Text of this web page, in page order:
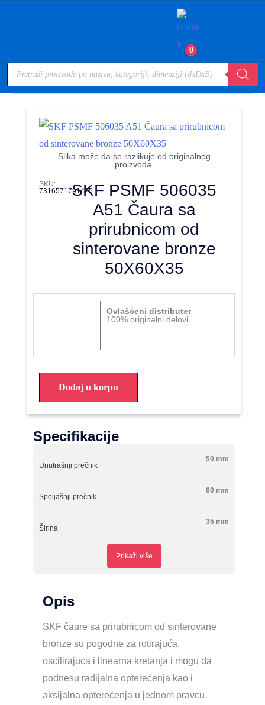
0
Slika može da se razlikuje od originalnog
proizvoda.
SKF PSMF 506035
A51 Čaura sa
prirubnicom od
sinterovane bronze
50X60X35
SKU:
7316571791425
Ovlašćeni distributer
100% originalni delovi
Dodaj u korpu
Specifikacije
Unutrašnji prečnik
50 mm
Spoljašnji prečnik
60 mm
Širina
35 mm
Prikaži više
Opis
SKF čaure sa prirubnicom od sinterovane
bronze su pogodne za rotirajuća,
oscilirajuća i linearna kretanja i mogu da
podnesu radijalna opterećenja kao i
aksijalna opterećenja u jednom pravcu.